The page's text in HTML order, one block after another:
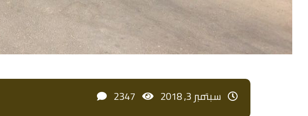
سبتمبر 3, 2018